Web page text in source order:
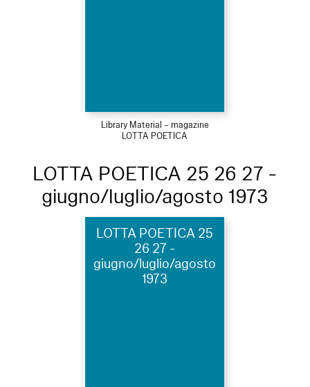
Library Material – magazine
LOTTA POETICA
LOTTA POETICA 25 26 27 -
giugno/luglio/agosto 1973
LOTTA POETICA 25
26 27 -
giugno/luglio/agosto
1973